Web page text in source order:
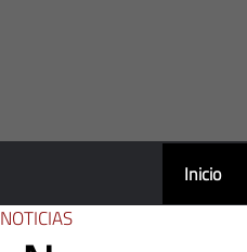
Inicio
NOTICIAS